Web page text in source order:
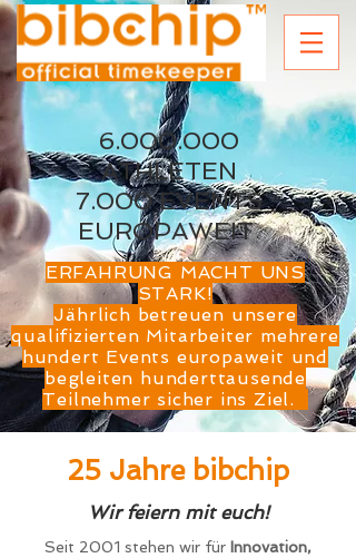
6.000.000
ATHLETEN
7.000 EVENTS
EUROPAWEIT
ERFAHRUNG MACHT UNS
STARK!
Jährlich betreuen unsere
qualifizierten Mitarbeiter mehrere
hundert Events europaweit und
begleiten hunderttausende
Teilnehmer sicher ins Ziel.
25 Jahre bibchip
Wir feiern mit euch!
Seit 2001 stehen wir für Innovation,